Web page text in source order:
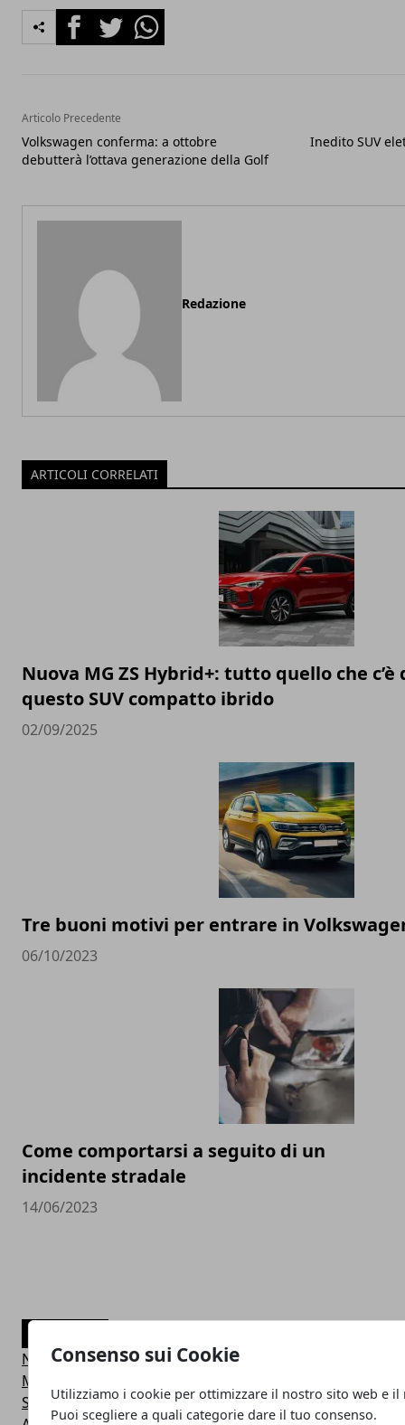
Consenso sui Cookie
Utilizziamo i cookie per ottimizzare il nostro sito web e il
Puoi scegliere a quali categorie dare il tuo consenso.
FacebookTwitterWhatsapp
Articolo Precedente
Volkswagen conferma: a ottobre
debutterà l’ottava generazione della Golf
Inedito SUV
Redazione
ARTICOLI CORRELATI
Nuova MG ZS Hybrid+: tutto quello che c’è
questo SUV compatto ibrido
02/09/2025
Tre buoni motivi per entrare in
06/10/2023
Come comportarsi a seguito di un
incidente stradale
14/06/2023
Novità
Motorsport
Servizi